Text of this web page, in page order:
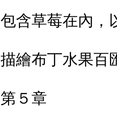
包含草莓在內，
描繪布丁水果百
第５章